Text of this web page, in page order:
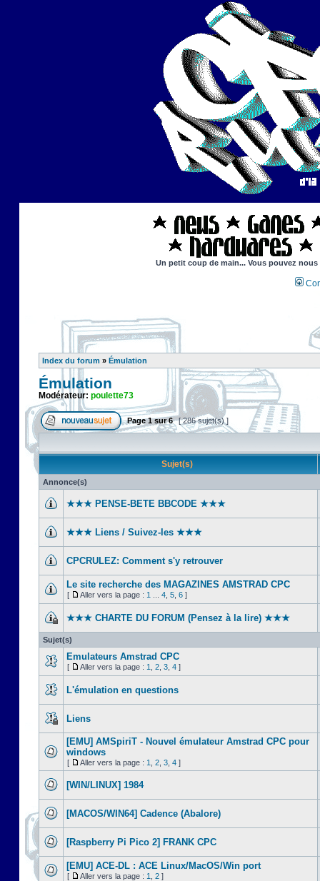
Un petit coup de main... Vous pouvez
Index du forum » Émulation
Émulation
Modérateur: poulette73
Page1sur6 [ 286 sujet(s) ]
Sujet(s)
Annonce(s)
★★★ PENSE-BETE BBCODE ★★★
★★★ Liens / Suivez-les ★★★
CPCRULEZ: Comment s'y retrouver‎
Le site recherche des MAGAZINES AMSTRAD CPC
[ Aller vers la page : 1 4 5 6 ]
★★★ CHARTE DU FORUM (Pensez à la lire) ★★★
Sujet(s)
Emulateurs Amstrad CPC
[ Aller vers la page : 1 2 3 4 ]
L'émulation en questions
Liens
[EMU] AMSpiriT - Nouvel émulateur Amstrad CPC pour
windows
[ Aller vers la page : 1 2 3 4 ]
[WIN/LINUX] 1984
[MACOS/WIN64] Cadence (Abalore)
[Raspberry Pi Pico 2] FRANK CPC
[EMU] ACE-DL : ACE Linux/MacOS/Win port
[ Aller vers la page : 1 2 ]